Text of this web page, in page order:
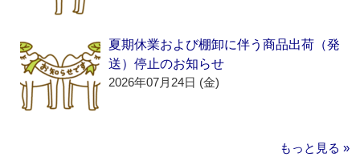
夏期休業および棚卸に伴う商品出荷（発
送）停止のお知らせ
2026年07月24日 (金)
もっと見る »